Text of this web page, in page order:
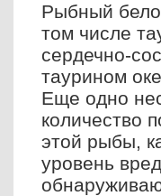
Рыбный
том числе
сердечно-
таурином
Еще одно
количество
этой рыбы,
уровень